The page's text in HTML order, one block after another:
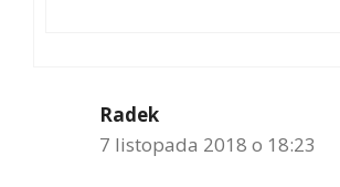
Radek
7 listopada 2018 o 18:23